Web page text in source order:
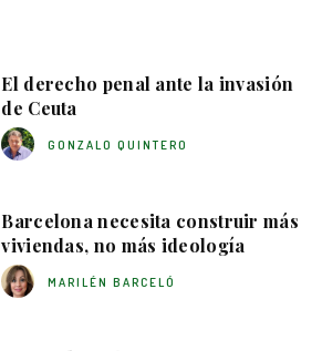
El derecho penal ante la invasión
de Ceuta
GONZALO QUINTERO
Barcelona necesita construir más
viviendas, no más ideología
MARILÉN BARCELÓ